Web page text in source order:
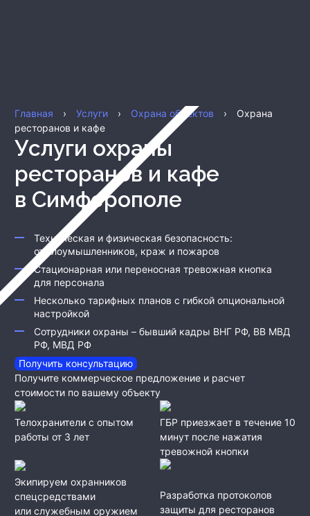
Главная › Услуги › Охрана объектов ›
Охрана
ресторанов и кафе
Услуги охраны
ресторанов и кафе
в Симферополе
Техническая и физическая безопасность:
от злоумышленников, краж и пожаров
Стационарная или переносная тревожная кнопка
для персонала
Несколько тарифных планов с гибкой опциональной
настройкой
Сотрудники охраны – бывший кадры ВНГ РФ, ВВ МВД
РФ, МВД РФ
Получить консультацию
Получите коммерческое предложение и расчет
стоимости по вашему объекту
Телохранители с опытом
работы от 3 лет
ГБР приезжает в течение 10
минут после нажатия
тревожной кнопки
Экипируем охранников
спецсредствами
или служебным оружием
Разработка протоколов
защиты для ресторанов